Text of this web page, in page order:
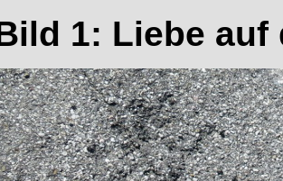
1: Liebe